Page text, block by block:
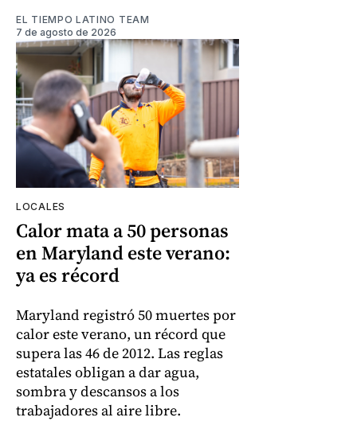
EL TIEMPO LATINO TEAM
7 de agosto de 2026
LOCALES
Calor mata a 50 personas
en Maryland este verano:
ya es récord
Maryland registró 50 muertes por
calor este verano, un récord que
supera las 46 de 2012. Las reglas
estatales obligan a dar agua,
sombra y descansos a los
trabajadores al aire libre.